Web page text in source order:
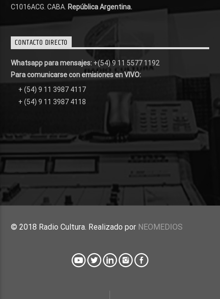
C1016ACG. CABA. República Argentina.
CONTACTO DIRECTO
Whatsapp para mensajes: +(54) 9 11 5577 1192
Para comunicarse con emisiones en VIVO:
+ (54) 9 11 3987 4117
+ (54) 9 11 3987 4118
© 2018 Radio Cultura. Realizado por NEOMEDIOS